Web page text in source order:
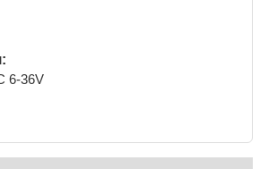
6-36V